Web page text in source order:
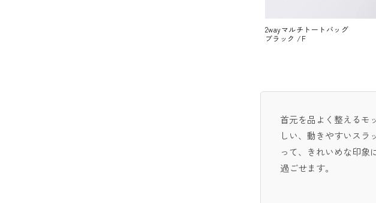
2wayマルチトートバッグ
ブラック /F
首元を品よく整えるモ
しい、動きやすいスラ
って、きれいめな印象
過ごせます。